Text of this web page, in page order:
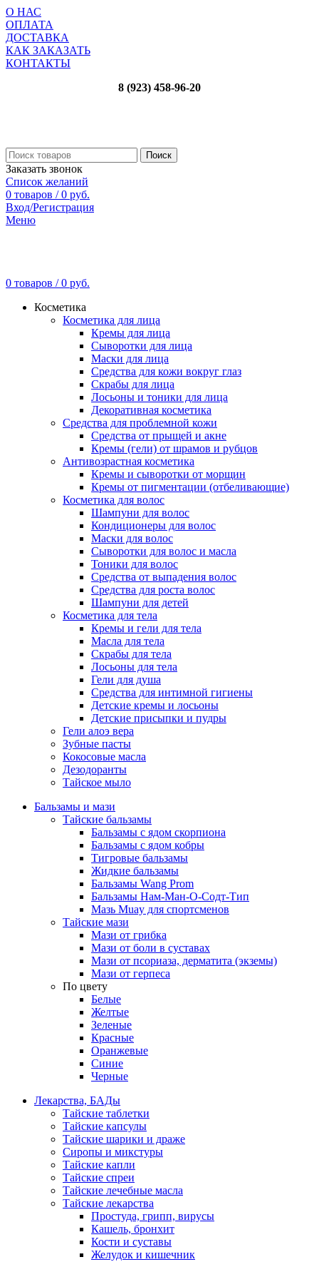
О НАС
ОПЛАТА
ДОСТАВКА
КАК ЗАКАЗАТЬ
КОНТАКТЫ
8 (923) 458-96-20
Поиск
Заказать звонок
Список желаний
0 товаров / 0 руб.
Вход/Регистрация
Меню
0 товаров / 0 руб.
Косметика
Косметика для лица
Кремы для лица
Сыворотки для лица
Маски для лица
Средства для кожи вокруг глаз
Скрабы для лица
Лосьоны и тоники для лица
Декоративная косметика
Средства для проблемной кожи
Средства от прыщей и акне
Кремы (гели) от шрамов и рубцов
Антивозрастная косметика
Кремы и сыворотки от морщин
Кремы от пигментации (отбеливающие)
Косметика для волос
Шампуни для волос
Кондиционеры для волос
Маски для волос
Сыворотки для волос и масла
Тоники для волос
Средства от выпадения волос
Средства для роста волос
Шампуни для детей
Косметика для тела
Кремы и гели для тела
Масла для тела
Скрабы для тела
Лосьоны для тела
Гели для душа
Средства для интимной гигиены
Детские кремы и лосьоны
Детские присыпки и пудры
Гели алоэ вера
Зубные пасты
Кокосовые масла
Дезодоранты
Тайское мыло
Бальзамы и мази
Тайские бальзамы
Бальзамы с ядом скорпиона
Бальзамы с ядом кобры
Тигровые бальзамы
Жидкие бальзамы
Бальзамы Wang Prom
Бальзамы Нам-Ман-О-Содт-Тип
Мазь Muay для спортсменов
Тайские мази
Мази от грибка
Мази от боли в суставах
Мази от псориаза, дерматита (экземы)
Мази от герпеса
По цвету
Белые
Желтые
Зеленые
Красные
Оранжевые
Синие
Черные
Лекарства, БАДы
Тайские таблетки
Тайские капсулы
Тайские шарики и драже
Сиропы и микстуры
Тайские капли
Тайские спреи
Тайские лечебные масла
Тайские лекарства
Простуда, грипп, вирусы
Кашель, бронхит
Кости и суставы
Желудок и кишечник